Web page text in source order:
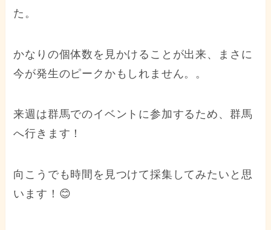
た。
かなりの個体数を見かけることが出来、まさに
今が発生のピークかもしれません。。
来週は群馬でのイベントに参加するため、群馬
へ行きます！
向こうでも時間を見つけて採集してみたいと思
います！😊